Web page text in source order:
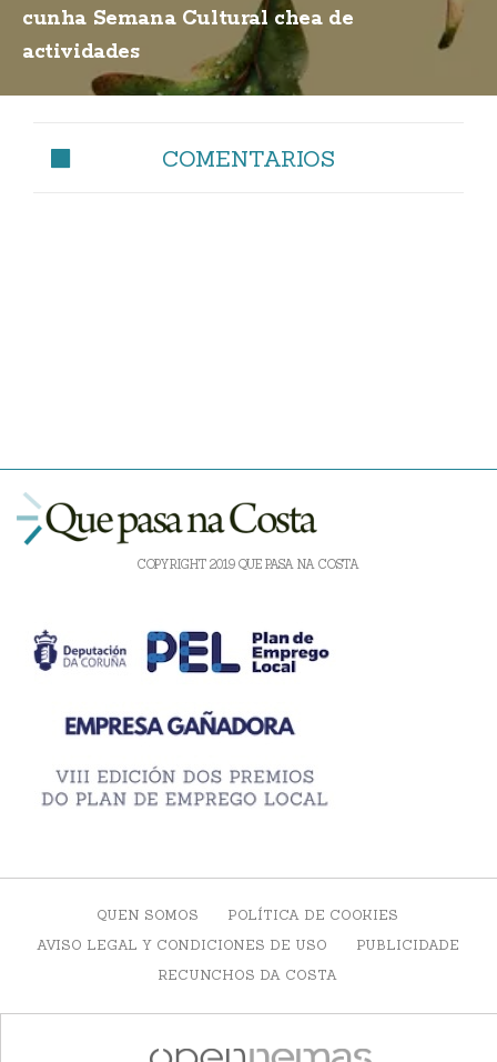
cunha Semana Cultural chea de
actividades
COMENTARIOS
COPYRIGHT 2019 QUE PASA NA COSTA
QUEN SOMOS
POLÍTICA DE COOKIES
AVISO LEGAL Y CONDICIONES DE USO
PUBLICIDADE
RECUNCHOS DA COSTA